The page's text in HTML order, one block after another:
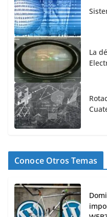
La
Conoce Otros Temas